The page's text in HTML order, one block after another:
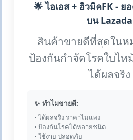
🌟 ไอเอส + ฮิวมิคFK - ย
บน Lazada
สินค้าขายดีที่สุดในห
ป้องกันกำจัดโรคใบไห
ได้ผลจริง
✨ ทำไมขายดี:
• ได้ผลจริง ราคาไม่แพง
• ป้องกันโรคได้หลายชนิด
• ใช้ง่าย ปลอดภัย